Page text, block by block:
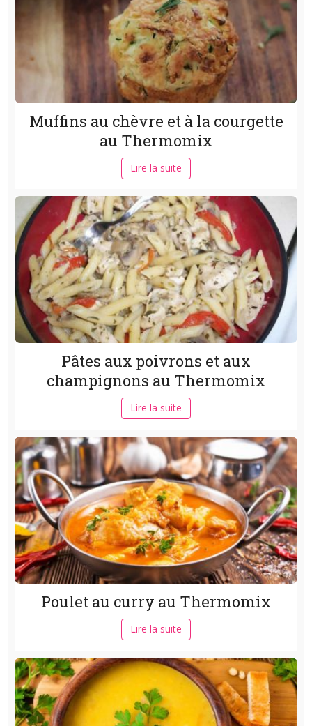
Muffins au chèvre et à la courgette
au Thermomix
Lire la suite
Pâtes aux poivrons et aux
champignons au Thermomix
Lire la suite
Poulet au curry au Thermomix
Lire la suite